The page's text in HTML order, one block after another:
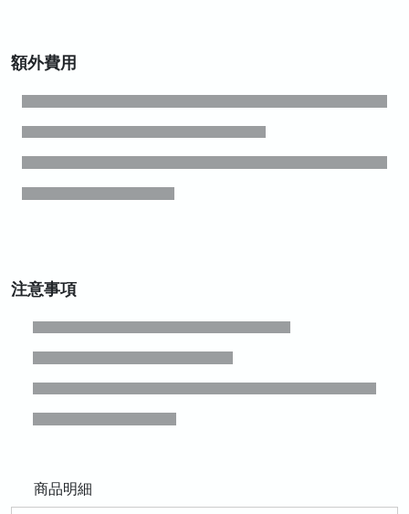
額外費用
注意事項
商品明細